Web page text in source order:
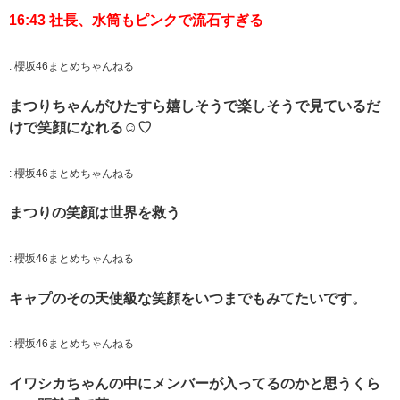
16:43 社長、水筒もピンクで流石すぎる
: 櫻坂46まとめちゃんねる
まつりちゃんがひたすら嬉しそうで楽しそうで見ているだ
けで笑顔になれる☺️♡
: 櫻坂46まとめちゃんねる
まつりの笑顔は世界を救う
: 櫻坂46まとめちゃんねる
キャプのその天使級な笑顔をいつまでもみてたいです。
: 櫻坂46まとめちゃんねる
イワシカちゃんの中にメンバーが入ってるのかと思うくら